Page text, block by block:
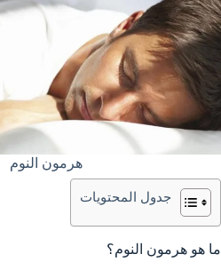
هرمون النوم
جدول المحتويات
ما هو هرمون النوم؟